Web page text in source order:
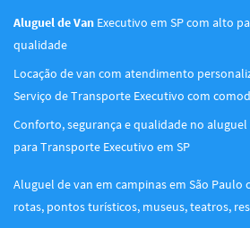
Aluguel de Van Executivo em SP com alto
qualidade
Locação de van com atendimento
Serviço de Transporte Executivo com
Conforto, segurança e qualidade no
para Transporte Executivo em SP
Aluguel de van em campinas em São
rotas, pontos turísticos, museus, teatros,